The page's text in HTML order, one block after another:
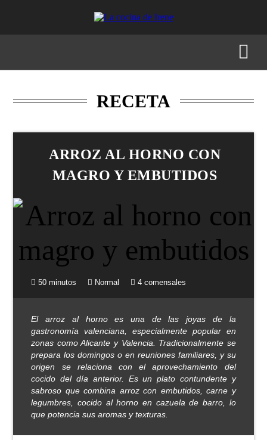
RECETA
ARROZ AL HORNO CON
MAGRO Y EMBUTIDOS
50 minutos Normal 4 comensales
El arroz al horno es una de las joyas de la
gastronomía valenciana, especialmente popular en
zonas como Alicante y Valencia. Tradicionalmente se
prepara los domingos o en reuniones familiares, y su
origen se relaciona con el aprovechamiento del
cocido del día anterior. Es un plato contundente y
sabroso que combina arroz con embutidos, carne y
legumbres, cocido al horno en cazuela de barro, lo
que potencia sus aromas y texturas.